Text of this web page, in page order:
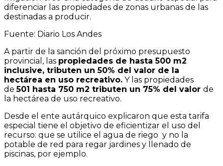
diferenciar las propiedades de zonas urbanas de las
destinadas a producir.
Fuente: Diario Los Andes
A partir de la sanción del próximo presupuesto
provincial, las propiedades de hasta 500 m2
inclusive, tributen un 50% del valor de la
hectárea en uso recreativo. Y las propiedades
de501 hasta 750 m2 tributen un 75% del valor de
la hectárea de uso recreativo.
Desde el ente autárquico explicaron que esta tarifa
especial tiene el objetivo de eficientizar el uso del
recurso: que se utilice el agua de riego y no la
potable de red para regar jardines y llenado de
piscinas, por ejemplo.